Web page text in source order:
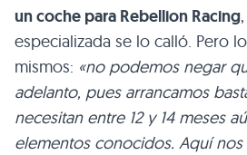
un coche para Rebellion Racing
especializada se lo calló. Pero
mismos: «no podemos negar
adelanto, pues arrancamos
necesitan entre 12 y 14 meses
elementos conocidos. Aquí